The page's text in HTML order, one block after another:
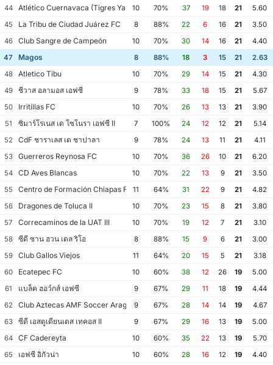
44
Atlético Cuernavaca (Tigres Yautepec)
10 70% 37 19 18 21
5.60
45
La Tribu de Ciudad Juárez FC 8 88% 22 6 16 21
3.50
46
Club Sangre de Campeón 10 70% 30 14 16 21
4.40
47
Magos 8 88% 18 3 15 21
2.63
48
Atletico Tibu 10 70% 29 14 15 21
4.30
49
ชีวาส อลามอส เอฟซี 9 78% 33 18 15 21
5.67
50
Irritillas FC 10 70% 26 13 13 21
3.90
51
ซิมาร์โรเนส เด โซโนรา เอฟซี II 7 100% 24 12 12 21
5.14
52
CdF ชาราเลส เด ชาปาลา 9 78% 24 13 11 21
4.11
53
Guerreros Reynosa FC 10 70% 36 26 10 21
6.20
54
CD Aves Blancas 10 70% 22 13 9 21
3.50
55
Centro de Formación Chiapas Fútbol
11 64% 31 22 9 21
4.82
56
Dragones de Toluca II 10 70% 23 15 8 21
3.80
57
Correcaminos de la UAT III 10 70% 19 12 7 21
3.10
58
ซีดี ซาน ฮวน เดล ริโอ 8 88% 15 9 6 21
3.00
59
Club Gallos Viejos 11 64% 20 15 5 21
3.18
60
Ecatepec FC 10 60% 38 12 26 19
5.00
61
แบล็ค ฮอว์กส์ เอฟซี 9 67% 29 11 18 19
4.44
62
Club Aztecas AMF Soccer Aragón9 67% 28 14 14 19
4.67
63
ซีดี เอสตูเดียนเตส เทคอส II 9 67% 29 16 13 19
5.00
64
CF Cadereyta 10 60% 35 22 13 19
5.70
65
เอฟซี อิกัวน่า 10 60% 28 16 12 19
4.40